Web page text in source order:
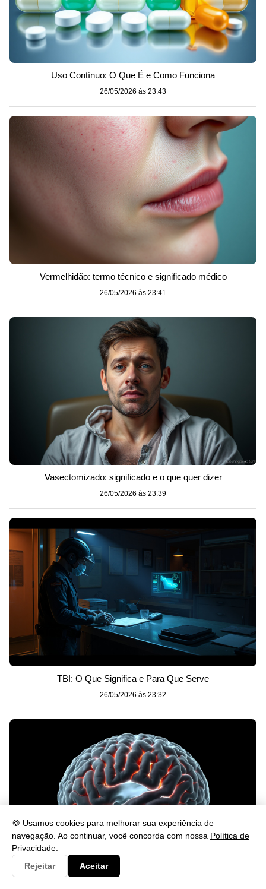
🍪 Usamos cookies para melhorar sua experiência de
navegação. Ao continuar, você concorda com nossa Política de
Privacidade
Rejeitar
Aceitar
Uso Contínuo: O Que É e Como Funciona
26/05/2026 às 23:43
Vermelhidão: termo técnico e significado médico
26/05/2026 às 23:41
Vasectomizado: significado e o que quer dizer
26/05/2026 às 23:39
TBI: O Que Significa e Para Que Serve
26/05/2026 às 23:32
O que é TBI? Entenda a Doença e Seus Sintomas